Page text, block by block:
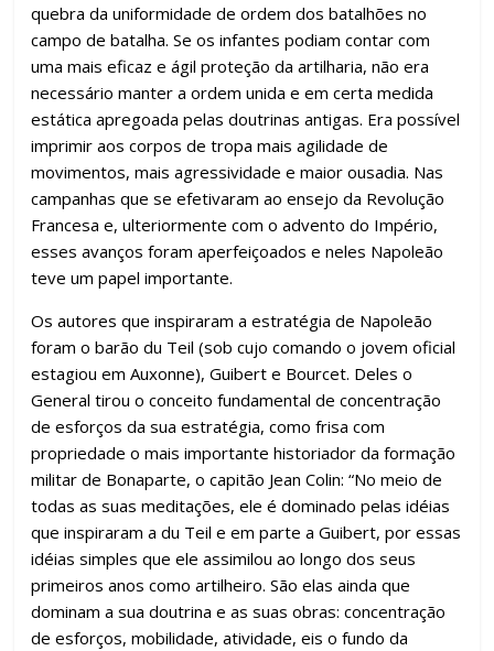
quebra da uniformidade de ordem dos batalhões no
campo de batalha. Se os infantes podiam contar com
uma mais eficaz e ágil proteção da artilharia, não era
necessário manter a ordem unida e em certa medida
estática apregoada pelas doutrinas antigas. Era possível
imprimir aos corpos de tropa mais agilidade de
movimentos, mais agressividade e maior ousadia. Nas
campanhas que se efetivaram ao ensejo da Revolução
Francesa e, ulteriormente com o advento do Império,
esses avanços foram aperfeiçoados e neles Napoleão
teve um papel importante.
Os autores que inspiraram a estratégia de Napoleão
foram o barão du Teil (sob cujo comando o jovem oficial
estagiou em Auxonne), Guibert e Bourcet. Deles o
General tirou o conceito fundamental de concentração
de esforços da sua estratégia, como frisa com
propriedade o mais importante historiador da formação
militar de Bonaparte, o capitão Jean Colin: “No meio de
todas as suas meditações, ele é dominado pelas idéias
que inspiraram a du Teil e em parte a Guibert, por essas
idéias simples que ele assimilou ao longo dos seus
primeiros anos como artilheiro. São elas ainda que
dominam a sua doutrina e as suas obras: concentração
de esforços, mobilidade, atividade, eis o fundo da